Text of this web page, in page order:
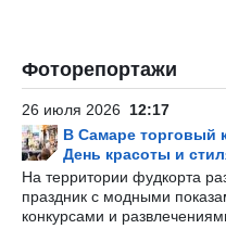
Фоторепортажи
26 июля 2026 12:17
В Самаре торговый
День красоты и
На территории фудкорта
праздник с модными
конкурсами и